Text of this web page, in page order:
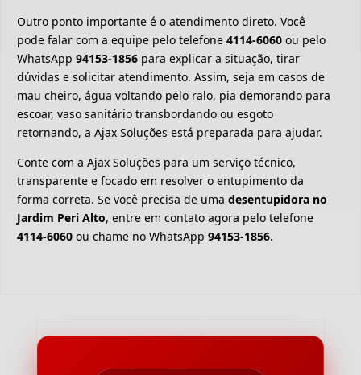
Outro ponto importante é o atendimento direto. Você
pode falar com a equipe pelo telefone 4114-6060 ou pelo
WhatsApp 94153-1856 para explicar a situação, tirar
dúvidas e solicitar atendimento. Assim, seja em casos de
mau cheiro, água voltando pelo ralo, pia demorando para
escoar, vaso sanitário transbordando ou esgoto
retornando, a Ajax Soluções está preparada para ajudar.
Conte com a Ajax Soluções para um serviço técnico,
transparente e focado em resolver o entupimento da
forma correta. Se você precisa de uma desentupidora no
Jardim Peri Alto, entre em contato agora pelo telefone
4114-6060 ou chame no WhatsApp 94153-1856.